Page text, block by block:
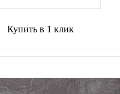
Купить в 1 клик